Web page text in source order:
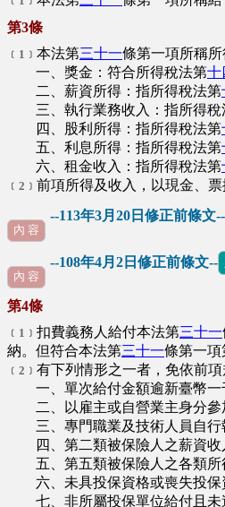
第3條
﹝1﹞ 本法第三十一條第一項所稱所
一、獎金：符合所得稅法第十
二、薪資所得：指所得稅法第
三、執行業務收入：指所得稅
四、股利所得：指所得稅法第
五、利息所得：指所得稅法第
六、租金收入：指所得稅法第
﹝2﹞ 前項所得及收入，以現金、
--113年3月20日修正前條文--
內 容
--108年4月2日修正前條文--
內 容
第4條
﹝1﹞ 扣費義務人給付本法第三十一
納。但符合本法第三十一條第一項
﹝2﹞ 有下列情形之一者，免依前項
一、單次給付金額逾新臺幣一
二、以雇主或自營業主身分參
三、專門職業及技術人員自行
四、第二類被保險人之薪資收
五、第五類被保險人之各類所
六、未具投保資格或喪失投保
七、非所屬投保單位給付且未